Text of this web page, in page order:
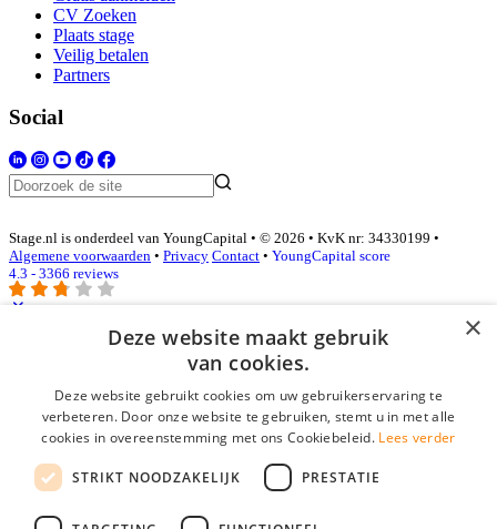
CV Zoeken
Plaats stage
Veilig betalen
Partners
Social
Stage.nl is onderdeel van YoungCapital • © 2026 • KvK nr: 34330199 •
Algemene voorwaarden • Privacy Contact • YoungCapital score
4.3 - 3366 reviews
Inloggen als bedrijf
E-mail*
Wachtwoord
login gegevens onthouden
×
Deze website maakt gebruik
van cookies.
Deze website gebruikt cookies om uw gebruikerservaring te
verbeteren. Door onze website te gebruiken, stemt u in met alle
cookies in overeenstemming met ons Cookiebeleid. Lees verder
STRIKT NOODZAKELIJK PRESTATIE